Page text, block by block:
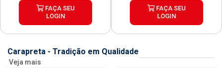
FAÇA SEU
LOGIN
FAÇA SEU
LOGIN
Carapreta - Tradição em Qualidade
Veja mais